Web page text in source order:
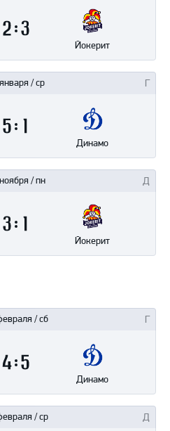
2
Йокерит
3
/ ср
5
Динамо
/ пн
3
Йокерит
/ сб
4
Динамо
5
/ ср